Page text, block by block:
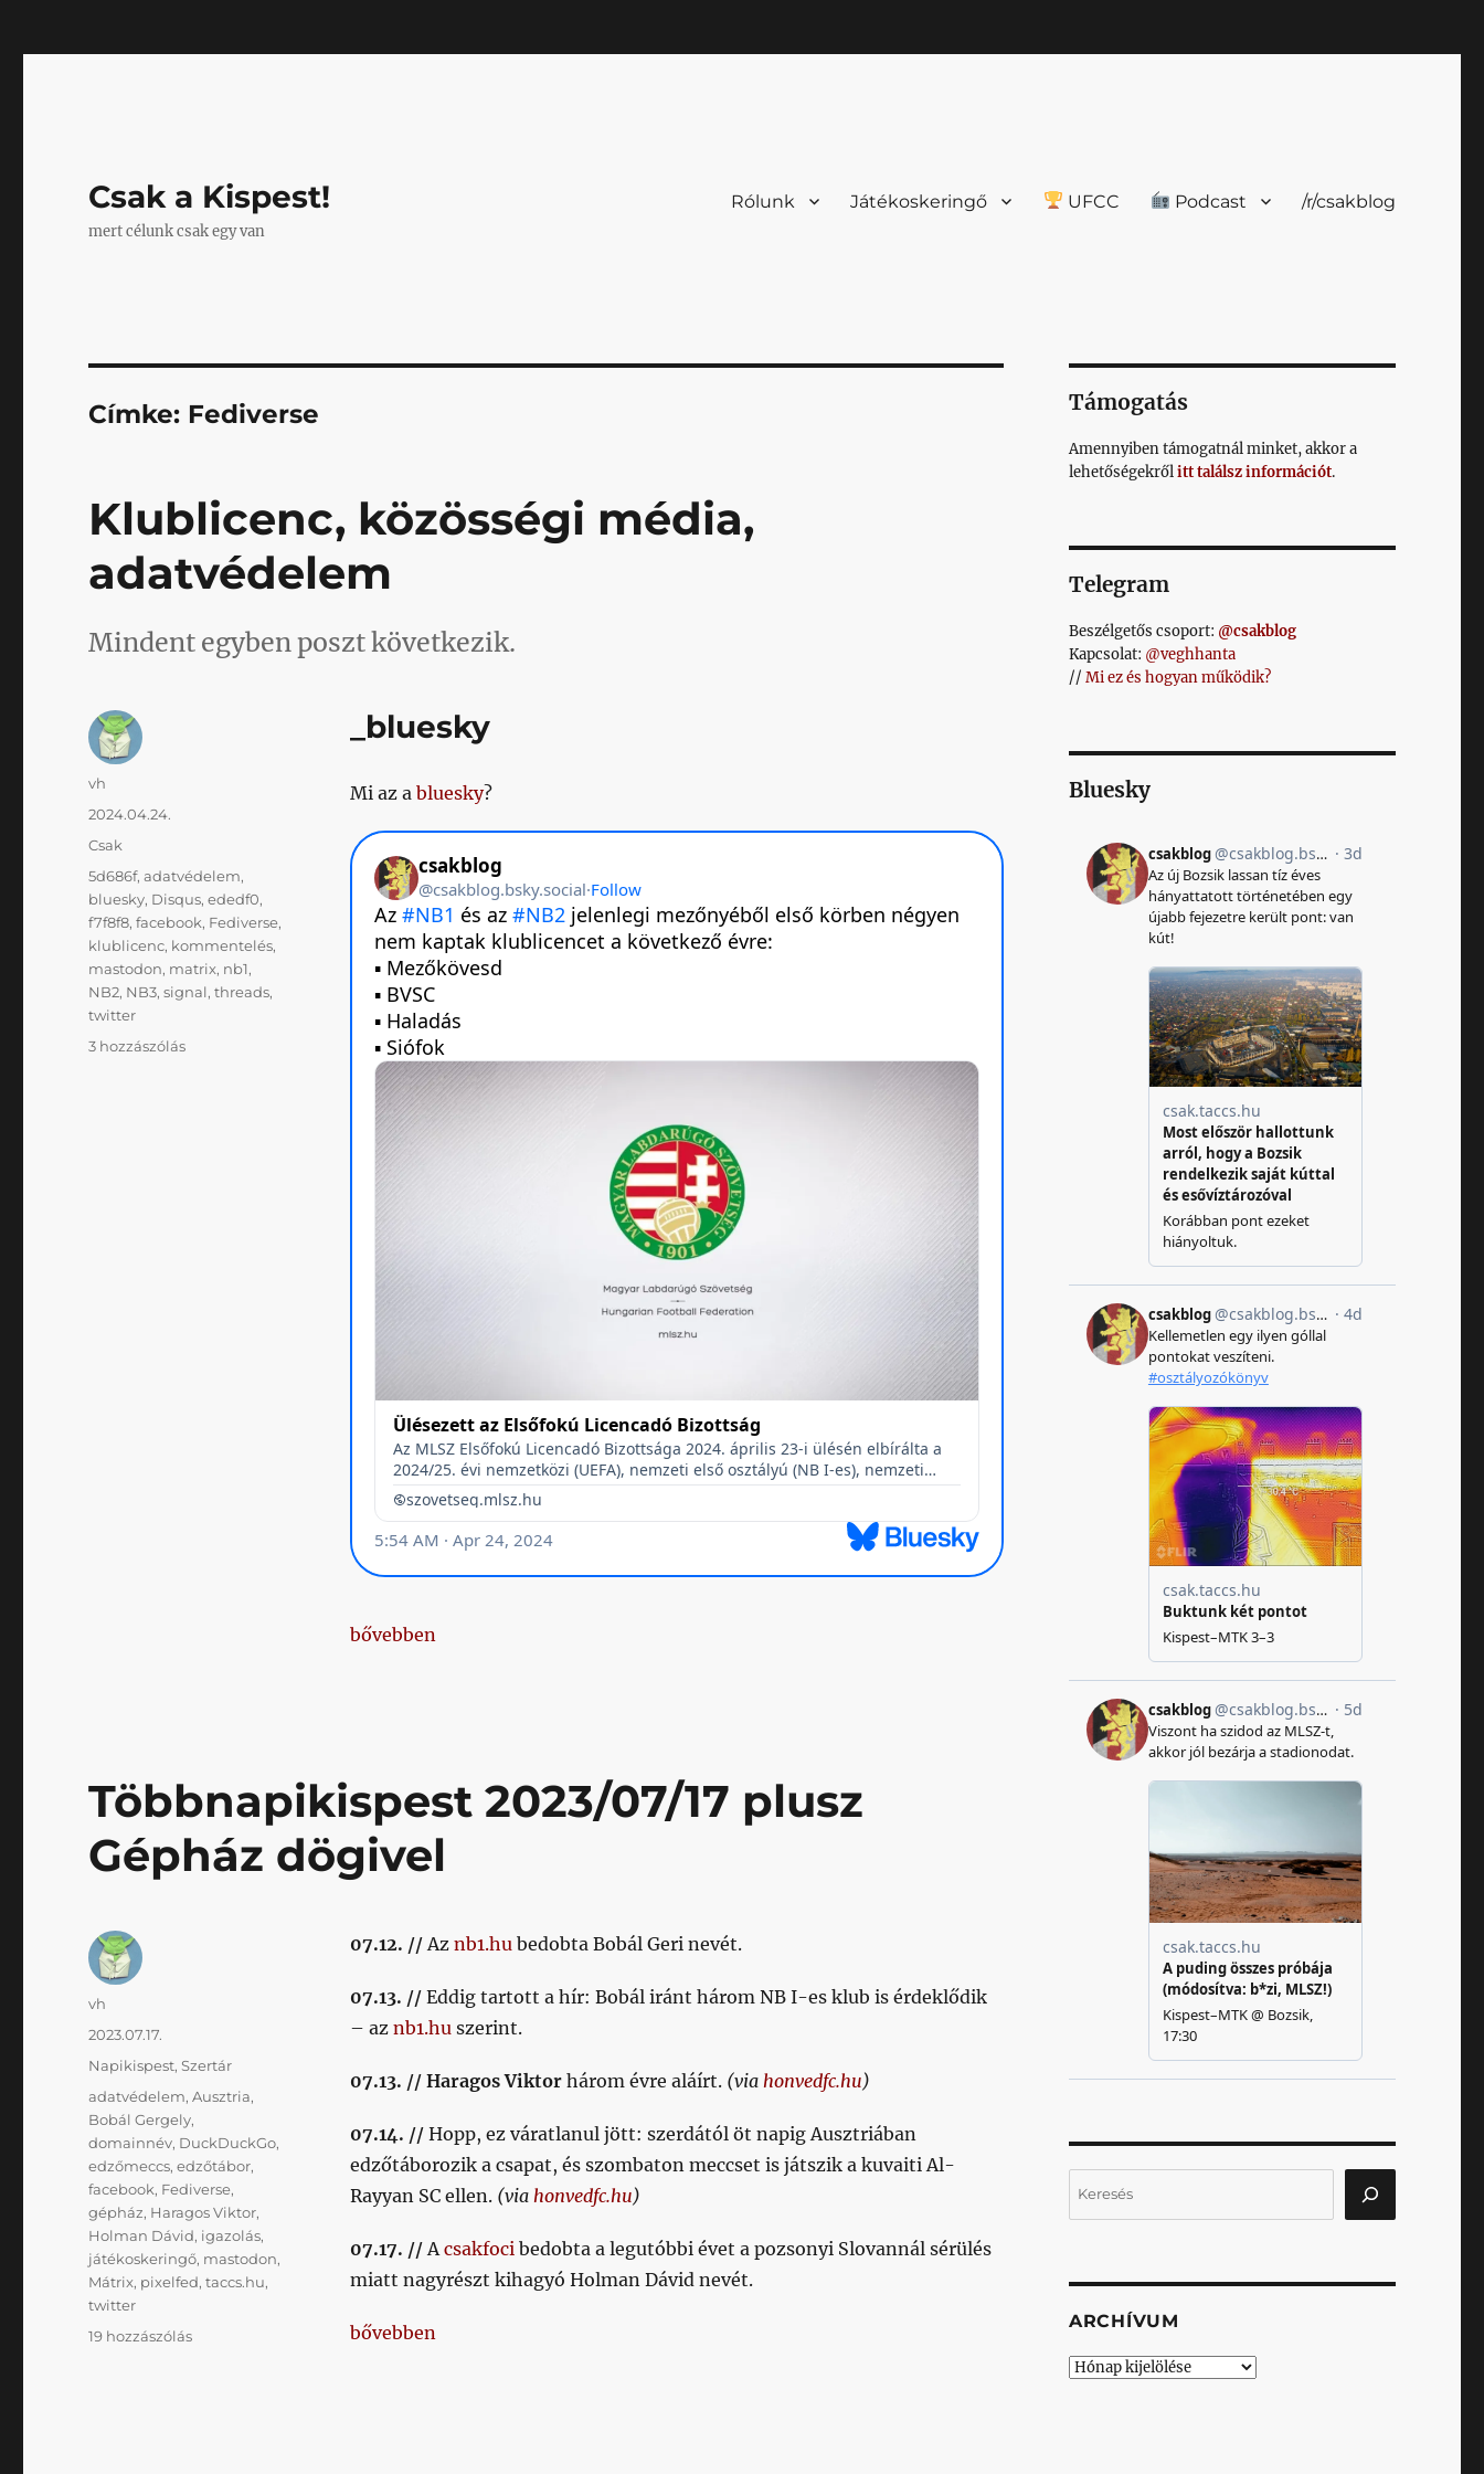
Csak a Kispest!
mert célunk csak egy van
Rólunk Játékoskeringő UFCC Podcast /r/csakblog
Címke: Fediverse
Klublicenc, közösségi média,
adatvédelem
Mindent egyben poszt következik.
_bluesky
Mi az a bluesky?
„Klublicenc, közösségi média, adatvédelem”
bővebben
Szerző
vh
Közzétéve
2024.04.24.
Kategória
Csak
Címke
5d686f,adatvédelem,
bluesky, Disqus,ededf0,
f7f8f8,facebook, Fediverse,
klublicenc, kommentelés,
mastodon, matrix, nb1,
NB2, NB3,signal,threads,
twitter
3 hozzászólásKlublicenc,
Többnapikispest 2023/07/17 plusz
Gépház dögivel
07.12. //Az nb1.hubedobta Bobál Geri nevét.
07.13. //Eddig tartott a hír: Bobál iránt három NB I-es klub is érdeklődik
– az nb1.huszerint.
07.13. // Haragos Viktorhárom évre aláírt. (via honvedfc.hu)
07.14. // Hopp, ez váratlanul jött: szerdától öt napig Ausztriában
edzőtáborozik a csapat, és szombaton meccset is játszik a kuvaiti Al-
Rayyan SC ellen. (via honvedfc.hu)
07.17. //Acsakfocibedobta a legutóbbi évet a pozsonyi Slovannál sérülés
miatt nagyrészt kihagyó Holman Dávid nevét.
„Többnapikispest 2023/07/17 plusz Gépház dögivel”
bővebben
Szerző
vh
Közzétéve
2023.07.17.
Kategória
Napikispest,Szertár
Címke
adatvédelem,Ausztria,
Bobál Gergely,
domainnév, DuckDuckGo,
edzőmeccs,edzőtábor,
facebook, Fediverse,
gépház, Haragos Viktor,
Holman Dávid, igazolás,
játékoskeringő, mastodon,
Mátrix, pixelfed,taccs.hu,
twitter
19 hozzászólásTöbbnapikispest
Támogatás
Amennyiben támogatnál minket, akkor a
lehetőségekrőlitt találsz információt.
Telegram
Beszélgetős csoport: @csakblog
Kapcsolat: @veghhanta
// Mi ez és hogyan működik?
Bluesky
ARCHÍVUM
Archívum